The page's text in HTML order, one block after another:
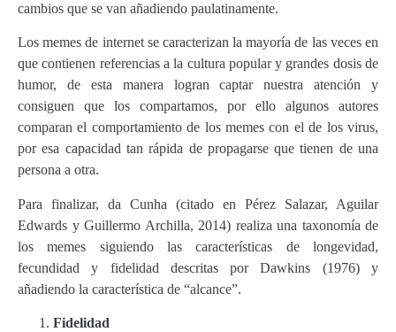
cambios que se van añadiendo paulatinamente.
Los memes de internet se caracterizan la mayoría de las veces en
que contienen referencias a la cultura popular y grandes dosis de
humor, de esta manera logran captar nuestra atención y
consiguen que los compartamos, por ello algunos autores
comparan el comportamiento de los memes con el de los virus,
por esa capacidad tan rápida de propagarse que tienen de una
persona a otra.
Para finalizar, da Cunha (citado en Pérez Salazar, Aguilar
Edwards y Guillermo Archilla, 2014) realiza una taxonomía de
los memes siguiendo las características de longevidad,
fecundidad y fidelidad descritas por Dawkins (1976) y
añadiendo la característica de “alcance”.
Fidelidad